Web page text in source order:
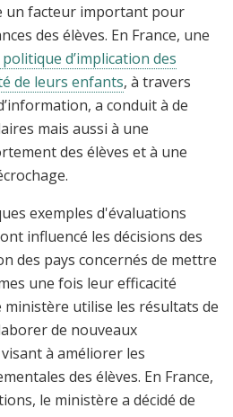
un facteur important pour
des élèves. En France, une
d’implication des
de leurs enfants, à travers
a conduit à de
mais aussi à une
des élèves et à une
exemples d'évaluations
influencé les décisions des
des pays concernés de mettre
une fois leur efficacité
ministère utilise les résultats de
de nouveaux
à améliorer les
des élèves. En France,
le ministère a décidé de